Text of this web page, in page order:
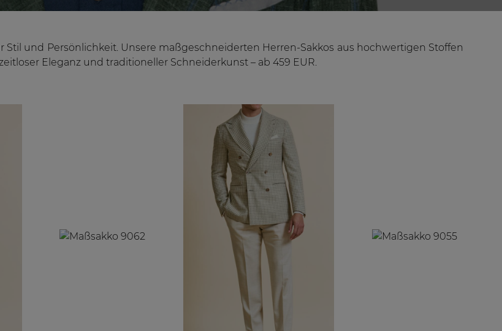
Stil und Persönlichkeit. Unsere maßgeschneiderten Herren-Sakkos aus hochwertigen Stoffen
Eleganz und traditioneller Schneiderkunst – ab 459 EUR.